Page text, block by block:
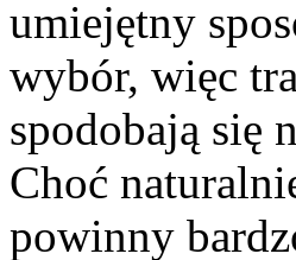
umiejętny
wybór, więc
spodobają się
Choć
powinny